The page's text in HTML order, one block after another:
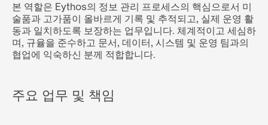
본 역할은 Eythos의 정보 관리 프로세스의 핵심으로서 미
술품과 고가품이 올바르게 기록 및 추적되고, 실제 운영 활
동과 일치하도록 보장하는 업무입니다. 체계적이고 세심하
며, 규율을 준수하고 문서, 데이터, 시스템 및 운영 팀과의
협업에 익숙하신 분께 적합합니다.
주요 업무 및 책임